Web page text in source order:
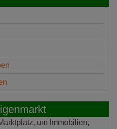
um Immobilien,